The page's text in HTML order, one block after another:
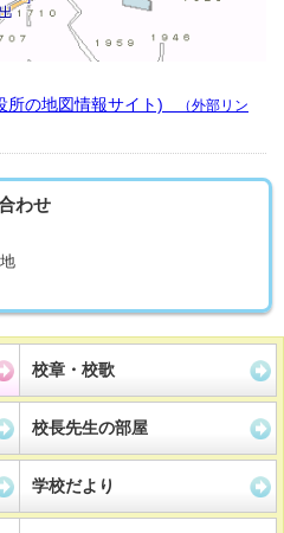
所の地図情報サイト) （外部リン
わせ
校章・校歌
校長先生の部屋
学校だより